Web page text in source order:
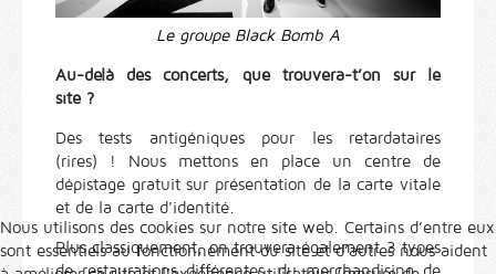
Le groupe Black Bomb A
Au-delà des concerts, que trouvera-t’on sur le
site ?
Des tests antigéniques pour les retardataires
(rires) ! Nous mettons en place un centre de
dépistage gratuit sur présentation de la carte vitale
et de la carte d'identité.
Plus classiquement, on trouvera également 3 types
Nous utilisons des cookies sur notre site web. Certains d’entre eux
sont essentiels au fonctionnement du site et d’autres nous aident